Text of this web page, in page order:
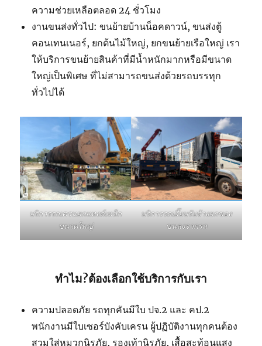
ความช่วยเหลือตลอด 24 ชั่วโมง
งานขนส่งทั่วไป: ขนย้ายบ้านน็อคดาวน์, ขนส่งตู้
คอนเทนเนอร์, ยกต้นไม้ใหญ่, ยกขนย้ายเรือใหญ่ เรา
ให้บริการขนย้ายสินค้าที่มีน้ำหนักมากหรือมีขนาด
ใหญ่เป็นพิเศษ ที่ไม่สามารถขนส่งด้วยรถบรรทุก
ทั่วไปได้
บริการรถเครนยกแทงค์เหล็ก
ขนาดใหญ่
บริการรถเฮี๊ยบรับจ้างยกของ
ขนลงจากรถ
ทำไม?ต้องเลือกใช้บริการกับเรา
ความปลอดภัย รถทุกคันมีใบ ปจ.2 และ คป.2
พนักงานมีใบเซอร์บังคับเครน ผู้ปฏิบัติงานทุกคนต้อง
สวมใส่หมวกนิรภัย, รองเท้านิรภัย, เสื้อสะท้อนแสง